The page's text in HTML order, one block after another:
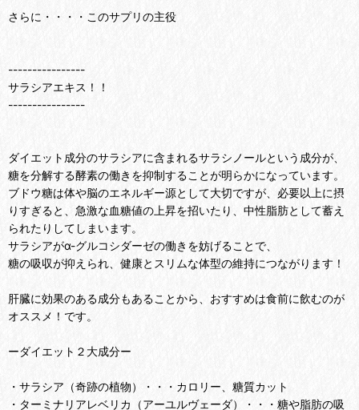
さらに・・・・このサプリの主役
----------------
サラシアエキス！！
----------------
ダイエット成分のサラシアに含まれるサラシノールという成分が、
糖を分解する酵素の働きを抑制することが明らかになっています。
ブドウ糖は体や脳のエネルギー源として大切ですが、必要以上に摂
りすぎると、急激な血糖値の上昇を招いたり、中性脂肪として蓄え
られたりしてしまいます。
サラシアがα-グルコシダーゼの働きを妨げることで、
糖の吸収が抑えられ、健康とスリムな体型の維持につながります！
肝臓に効果のある成分もあることから、おすすめは食前に飲むのが
オススメ！です。
ーダイエット２大成分ー
・サラシア（奇跡の植物）・・・カロリー、糖質カット
・ターミナリアレベリカ（アーユルヴェーダ）・・・糖や脂肪の吸